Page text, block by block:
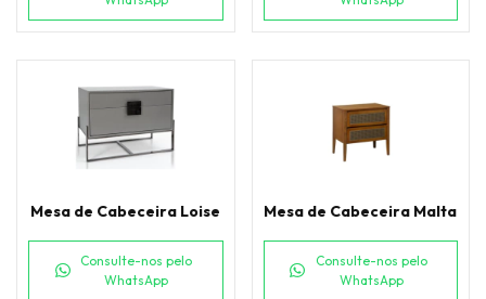
Mesa de Cabeceira Loise
Consulte-nos pelo
WhatsApp
Mesa de Cabeceira Malta
Consulte-nos pelo
WhatsApp